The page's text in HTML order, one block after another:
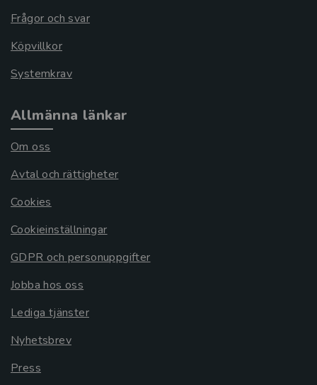
Frågor och svar
Köpvillkor
Systemkrav
Allmänna länkar
Om oss
Avtal och rättigheter
Cookies
Cookieinställningar
GDPR och personuppgifter
Jobba hos oss
Lediga tjänster
Nyhetsbrev
Press